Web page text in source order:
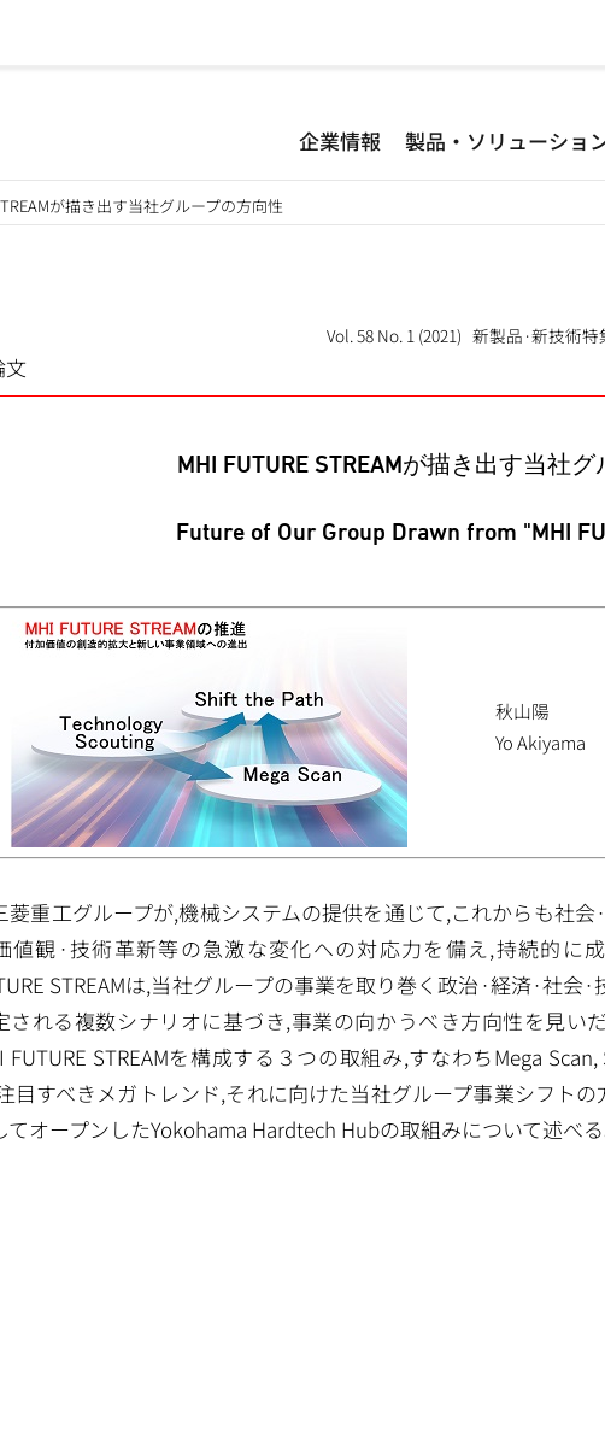
企業情報 製品・ソリューショ
が描き出す当社グループの方向性
Vol. 58 No. 1 (2021) 新製品·新技術特
文
MHI FUTURE STREAMが描き出す当社
Future of Our Group Drawn from "MHI
秋山陽
Yo Akiyama
菱重工グループが,機械システムの提供を通じて,これからも社
値観·技術革新等の急激な変化への対応力を備え,持続的に
STREAMは,当社グループの事業を取り巻く政治·経済·社会
される複数シナリオに基づき,事業の向かうべき方向性を見い
FUTURE STREAMを構成する３つの取組み,すなわちMega
目すべきメガトレンド,それに向けた当社グループ事業シフト
てオープンしたYokohama Hardtech Hubの取組みについて述べる